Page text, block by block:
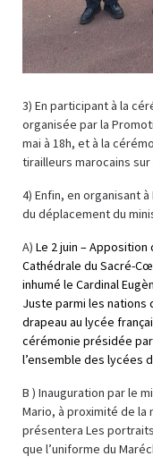
3) En participant à la
organisée par la
mai à 18h, et à la
tirailleurs marocains
4) Enfin, en organisant
du déplacement du
A) Le 2 juin – Apposition
Cathédrale du Sacré-
inhumé le Cardinal
Juste parmi les nations
drapeau au lycée
cérémonie présidée
l’ensemble des lycées
B ) Inauguration par le
Mario, à proximité de la
présentera Les
que l’uniforme du